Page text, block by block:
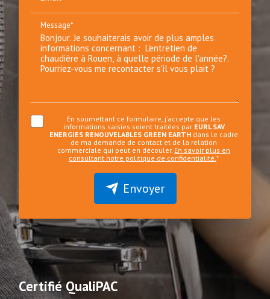
Message*
En soumettant ce formulaire, j'accepte que les
informations saisies soient traitées par EURL SAV
ENERGIES RENOUVELABLES GREEN EARTH dans le cadre
de ma demande de contact et de la relation
commerciale qui peut en découler. En savoir plus en
consultant notre politique de confidentialité.*
Envoyer
Certifié QualiPAC